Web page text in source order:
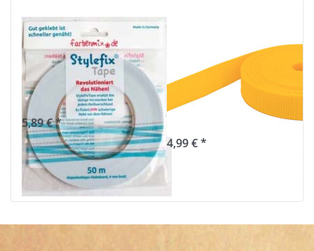
Stylefix zum
Fixieren von
Bändern usw. -
50m Rolle
5,89 € *
Gurtband -
15mm breit -
1,4mm stark -
gelb (UV)
4,99 € *